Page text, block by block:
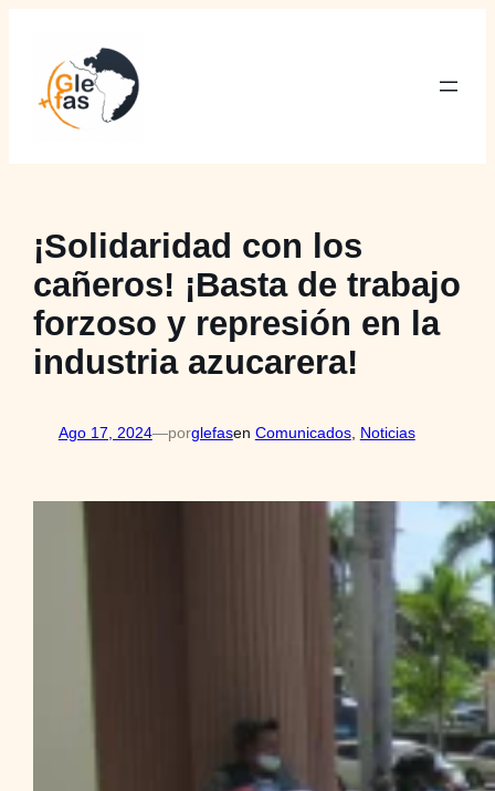
contenido
¡Solidaridad con los
cañeros! ¡Basta de trabajo
forzoso y represión en la
industria azucarera!
Ago 17, 2024—porglefasen Comunicados, Noticias